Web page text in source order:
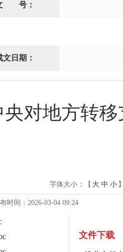
号：
文日期：
对地方转移
字体大小：【 大 中 小 】
时间：2026-03-04 09:24
文件下载